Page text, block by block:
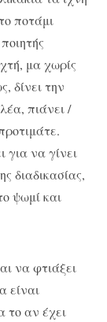
ποτάμι
μα χωρίς
δίνει την
πιάνει /
για να γίνει
διαδικασίας,
ψωμί και
να φτιάξει
είναι
το αν έχει